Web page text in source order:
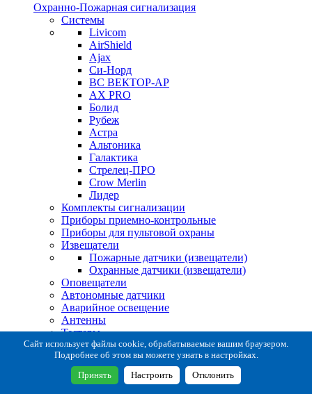
Охранно-Пожарная сигнализация
Системы
Livicom
AirShield
Ajax
Си-Норд
ВС ВЕКТОР-АР
AX PRO
Болид
Рубеж
Астра
Альтоника
Галактика
Стрелец-ПРО
Crow Merlin
Лидер
Комплекты сигнализации
Приборы приемно-контрольные
Приборы для пультовой охраны
Извещатели
Пожарные датчики (извещатели)
Охранные датчики (извещатели)
Оповещатели
Автономные датчики
Аварийное освещение
Антенны
Тестеры
Система сбора извещений
Расходные и монтажные материалы
Коробки коммутационные
Кронштейны для извещателей
Сайт использует файлы cookie, обрабатываемые вашим браузером.
Подробнее об этом вы можете узнать в настройках.
Принять Настроить Отклонить